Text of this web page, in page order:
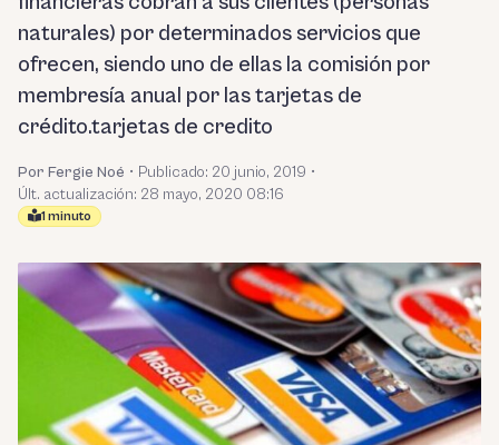
naturales) por determinados servicios que
ofrecen, siendo uno de ellas la comisión por
membresía anual por las tarjetas de
crédito.tarjetas de credito
Por Fergie Noé • Publicado: 20 junio, 2019 •
Últ. actualización: 28 mayo, 2020 08:16
1 minuto